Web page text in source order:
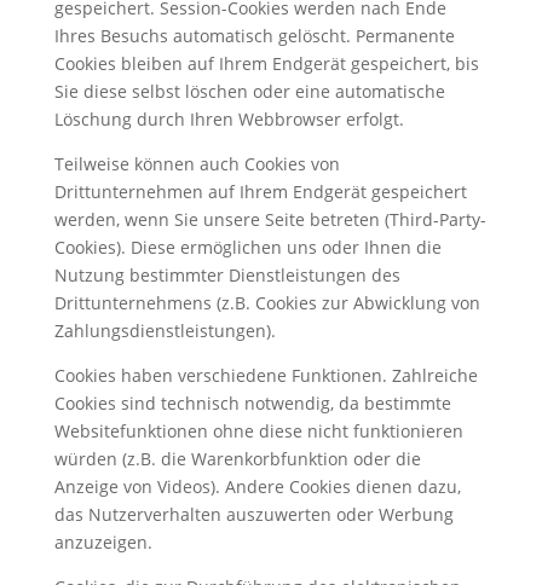
gespeichert. Session-Cookies werden nach Ende
Ihres Besuchs automatisch gelöscht. Permanente
Cookies bleiben auf Ihrem Endgerät gespeichert, bis
Sie diese selbst löschen oder eine automatische
Löschung durch Ihren Webbrowser erfolgt.
Teilweise können auch Cookies von
Drittunternehmen auf Ihrem Endgerät gespeichert
werden, wenn Sie unsere Seite betreten (Third-Party-
Cookies). Diese ermöglichen uns oder Ihnen die
Nutzung bestimmter Dienstleistungen des
Drittunternehmens (z.B. Cookies zur Abwicklung von
Zahlungsdienstleistungen).
Cookies haben verschiedene Funktionen. Zahlreiche
Cookies sind technisch notwendig, da bestimmte
Websitefunktionen ohne diese nicht funktionieren
würden (z.B. die Warenkorbfunktion oder die
Anzeige von Videos). Andere Cookies dienen dazu,
das Nutzerverhalten auszuwerten oder Werbung
anzuzeigen.